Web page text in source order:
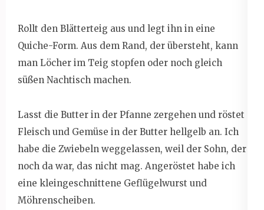
Rollt den Blätterteig aus und legt ihn in eine
Quiche-Form. Aus dem Rand, der übersteht, kann
man Löcher im Teig stopfen oder noch gleich
süßen Nachtisch machen.
Lasst die Butter in der Pfanne zergehen und röstet
Fleisch und Gemüse in der Butter hellgelb an. Ich
habe die Zwiebeln weggelassen, weil der Sohn, der
noch da war, das nicht mag. Angeröstet habe ich
eine kleingeschnittene Geflügelwurst und
Möhrenscheiben.